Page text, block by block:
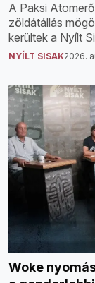
A Paksi
zöldátállás
kerültek a Nyílt
NYÍLT SISAK2026.
Woke